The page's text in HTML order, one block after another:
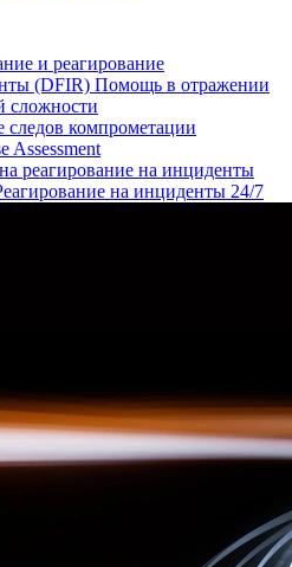
и реагирование
(DFIR) Помощь в отражении
сложности
следов компрометации
Assessment
реагирование на инциденты
на инциденты 24/7